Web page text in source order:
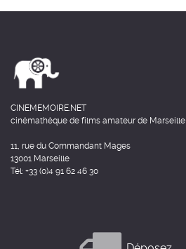
CINEMEMOIRE.NET
cinémathèque de films amateur de Marseille
11, rue du Commandant Mages
13001 Marseille
Tél: +33 (0)4 91 62 46 30